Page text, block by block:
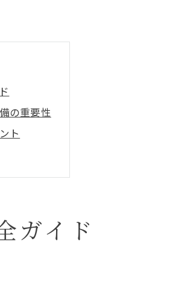
の重要性
ト
方法
の工夫
訣とは
ガイド